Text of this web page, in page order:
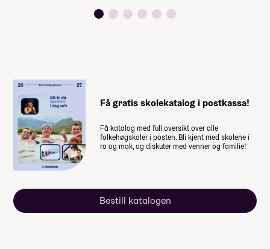
Få gratis skolekatalog i postkassa!
Få katalog med full oversikt over alle
folkehøgskoler i posten. Bli kjent med skolene i
ro og mak, og diskuter med venner og familie!
Bestill katalogen